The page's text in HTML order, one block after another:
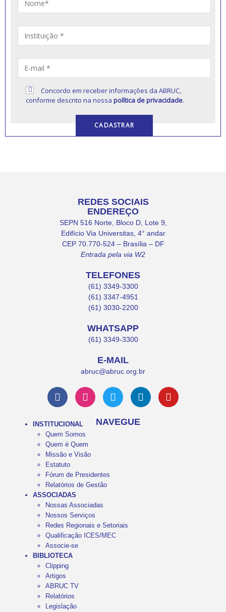
Concordo em receber informações da ABRUC,
conforme descrito na nossapolítica de privacidade.
REDES SOCIAIS
ENDEREÇO
SEPN 516 Norte, Bloco D, Lote 9,
Edifício Via Universitas, 4° andar
CEP 70.770-524 – Brasília – DF
Entrada pela via W2
TELEFONES
(61) 3349-3300
(61) 3347-4951
(61) 3030-2200
WHATSAPP
(61) 3349-3300
E-MAIL
abruc@abruc.org.br
NAVEGUE
INSTITUCIONAL
Quem Somos
Quem é Quem
Missão e Visão
Estatuto
Fórum de Presidentes
Relatórios de Gestão
ASSOCIADAS
Nossas Associadas
Nossos Serviços
Redes Regionais e Setoriais
Qualificação ICES/MEC
Associe-se
BIBLIOTECA
Clipping
Artigos
ABRUC TV
Relatórios
Legislação